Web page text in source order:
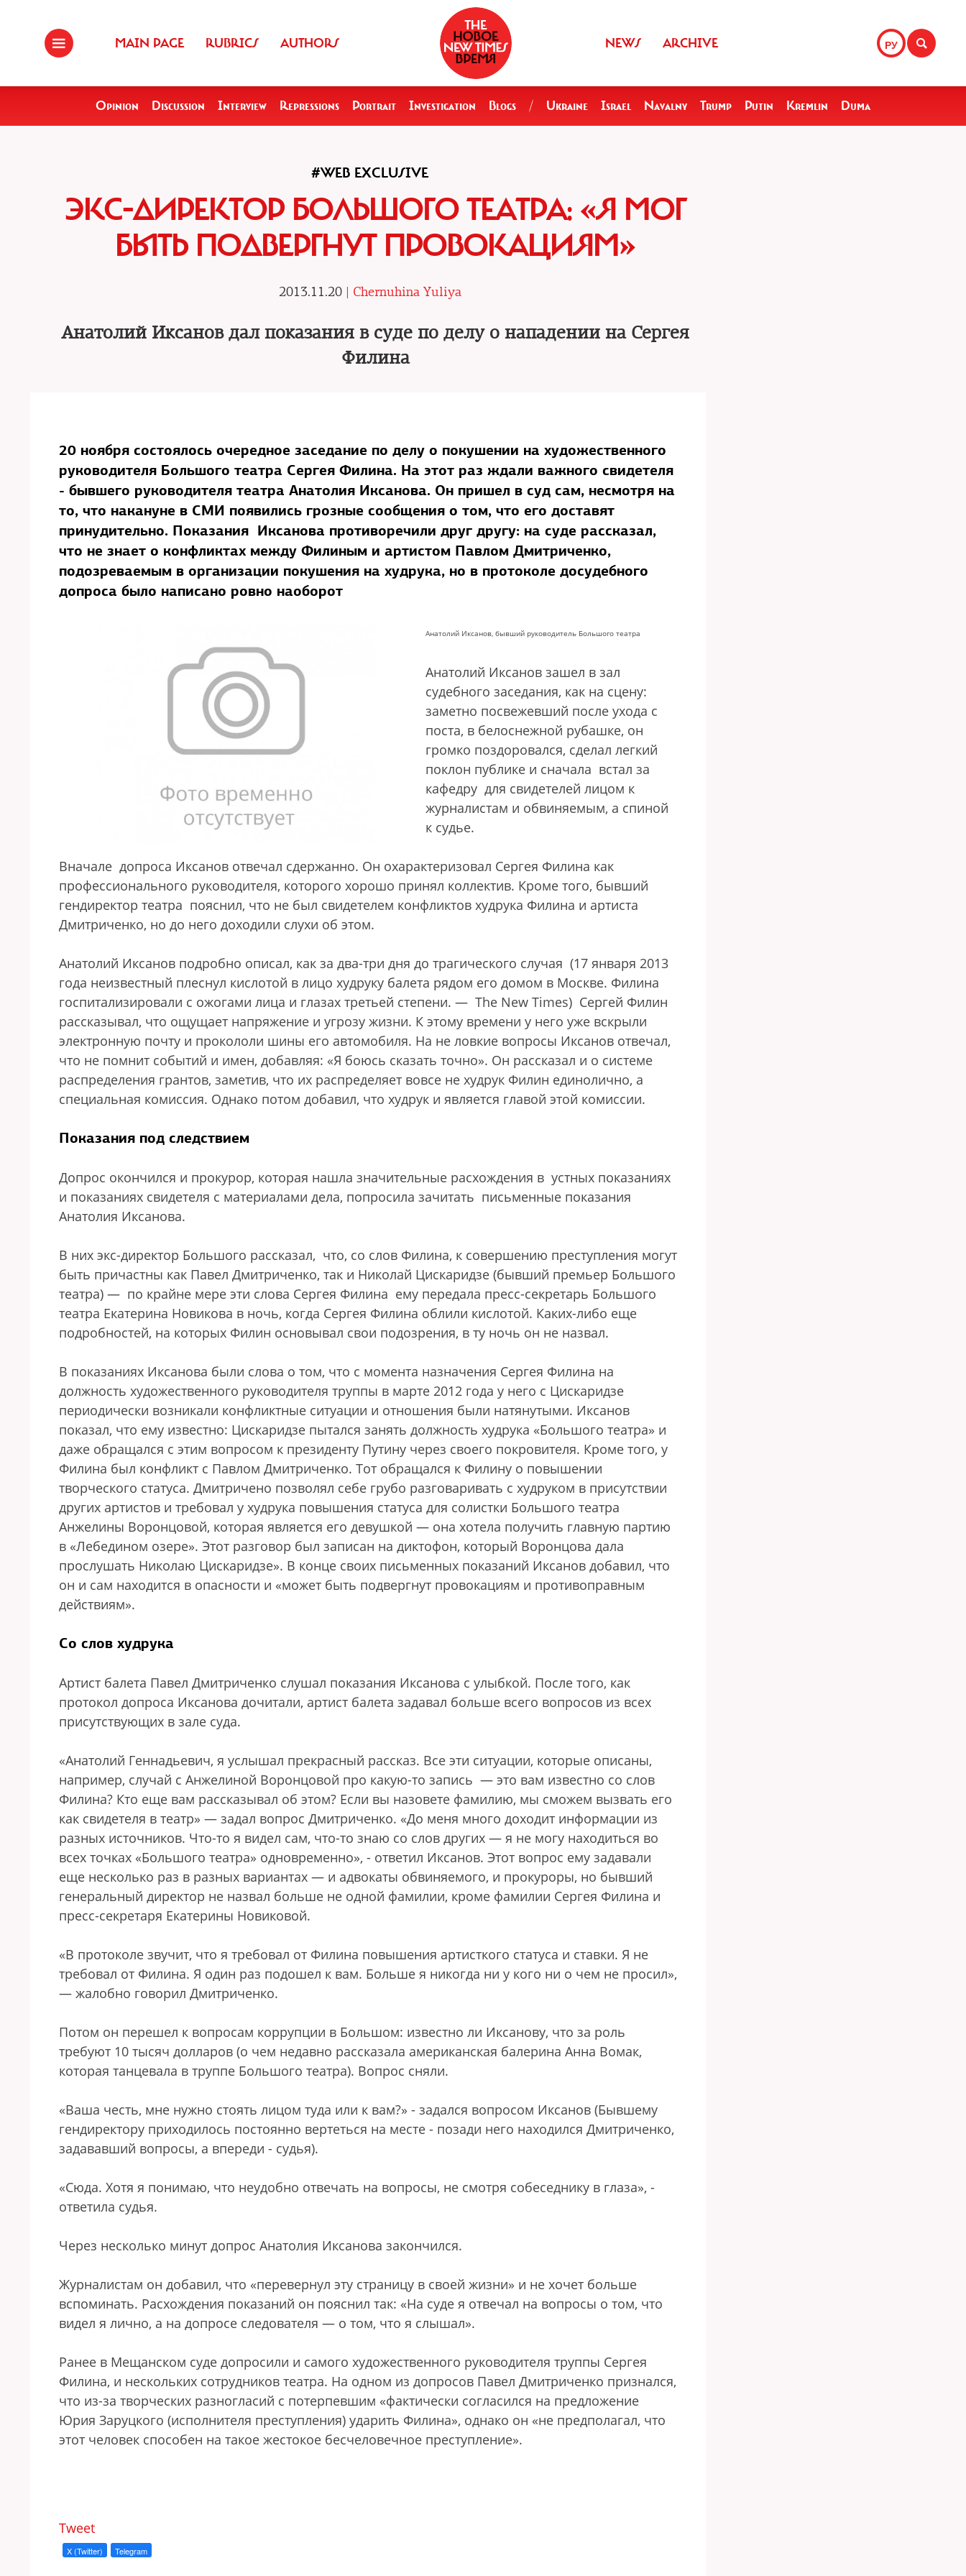
MAIN PAGE RUBRICS AUTHORS РУ
NEWS ARCHIVE
Opinion Discussion Interview Repressions Portrait Investigation Blogs / Ukraine Israel Navalny Trump Putin Kremlin Duma
#WEB EXCLUSIVE
ЭКС-ДИРЕКТОР БОЛЬШОГО ТЕАТРА: «Я МОГ
БЫТЬ ПОДВЕРГНУТ ПРОВОКАЦИЯМ»
2013.11.20 | Chernuhina Yuliya
Анатолий Иксанов дал показания в суде по делу о нападении на Сергея
Филина
20 ноября состоялось очередное заседание по делу о покушении на художественного
руководителя Большого театра Сергея Филина. На этот раз ждали важного свидетеля
- бывшего руководителя театра Анатолия Иксанова. Он пришел в суд сам, несмотря на
то, что накануне в СМИ появились грозные сообщения о том, что его доставят
принудительно. Показания Иксанова противоречили друг другу: на суде рассказал,
что не знает о конфликтах между Филиным и артистом Павлом Дмитриченко,
подозреваемым в организации покушения на худрука, но в протоколе досудебного
допроса было написано ровно наоборот
Анатолий Иксанов, бывший руководитель Большого театра
Анатолий Иксанов зашел в зал
судебного заседания, как на сцену:
заметно посвежевший после ухода с
поста, в белоснежной рубашке, он
громко поздоровался, сделал легкий
поклон публике и сначала встал за
кафедру для свидетелей лицом к
журналистам и обвиняемым, а спиной
к судье.
Вначале допроса Иксанов отвечал сдержанно. Он охарактеризовал Сергея Филина как
профессионального руководителя, которого хорошо принял коллектив. Кроме того, бывший
гендиректор театра пояснил, что не был свидетелем конфликтов худрука Филина и артиста
Дмитриченко, но до него доходили слухи об этом.
Анатолий Иксанов подробно описал, как за два-три дня до трагического случая (17 января 2013
года неизвестный плеснул кислотой в лицо худруку балета рядом его домом в Москве. Филина
госпитализировали с ожогами лица и глазах третьей степени. — The New Times) Сергей Филин
рассказывал, что ощущает напряжение и угрозу жизни. К этому времени у него уже вскрыли
электронную почту и прокололи шины его автомобиля. На не ловкие вопросы Иксанов отвечал,
что не помнит событий и имен, добавляя: «Я боюсь сказать точно». Он рассказал и о системе
распределения грантов, заметив, что их распределяет вовсе не худрук Филин единолично, а
специальная комиссия. Однако потом добавил, что худрук и является главой этой комиссии.
Показания под следствием
Допрос окончился и прокурор, которая нашла значительные расхождения в устных показаниях
и показаниях свидетеля с материалами дела, попросила зачитать письменные показания
Анатолия Иксанова.
В них экс-директор Большого рассказал, что, со слов Филина, к совершению преступления могут
быть причастны как Павел Дмитриченко, так и Николай Цискаридзе (бывший премьер Большого
театра) — по крайне мере эти слова Сергея Филина ему передала пресс-секретарь Большого
театра Екатерина Новикова в ночь, когда Сергея Филина облили кислотой. Каких-либо еще
подробностей, на которых Филин основывал свои подозрения, в ту ночь он не назвал.
В показаниях Иксанова были слова о том, что с момента назначения Сергея Филина на
должность художественного руководителя труппы в марте 2012 года у него с Цискаридзе
периодически возникали конфликтные ситуации и отношения были натянутыми. Иксанов
показал, что ему известно: Цискаридзе пытался занять должность худрука «Большого театра» и
даже обращался с этим вопросом к президенту Путину через своего покровителя. Кроме того, у
Филина был конфликт с Павлом Дмитриченко. Тот обращался к Филину о повышении
творческого статуса. Дмитричено позволял себе грубо разговаривать с худруком в присутствии
других артистов и требовал у худрука повышения статуса для солистки Большого театра
Анжелины Воронцовой, которая является его девушкой — она хотела получить главную партию
в «Лебедином озере». Этот разговор был записан на диктофон, который Воронцова дала
прослушать Николаю Цискаридзе». В конце своих письменных показаний Иксанов добавил, что
он и сам находится в опасности и «может быть подвергнут провокациям и противоправным
действиям».
Со слов худрука
Артист балета Павел Дмитриченко слушал показания Иксанова с улыбкой. После того, как
протокол допроса Иксанова дочитали, артист балета задавал больше всего вопросов из всех
присутствующих в зале суда.
«Анатолий Геннадьевич, я услышал прекрасный рассказ. Все эти ситуации, которые описаны,
например, случай с Анжелиной Воронцовой про какую-то запись — это вам известно со слов
Филина? Кто еще вам рассказывал об этом? Если вы назовете фамилию, мы сможем вызвать его
как свидетеля в театр» — задал вопрос Дмитриченко. «До меня много доходит информации из
разных источников. Что-то я видел сам, что-то знаю со слов других — я не могу находиться во
всех точках «Большого театра» одновременно», - ответил Иксанов. Этот вопрос ему задавали
еще несколько раз в разных вариантах — и адвокаты обвиняемого, и прокуроры, но бывший
генеральный директор не назвал больше не одной фамилии, кроме фамилии Сергея Филина и
пресс-секретаря Екатерины Новиковой.
«В протоколе звучит, что я требовал от Филина повышения артисткого статуса и ставки. Я не
требовал от Филина. Я один раз подошел к вам. Больше я никогда ни у кого ни о чем не просил»,
— жалобно говорил Дмитриченко.
Потом он перешел к вопросам коррупции в Большом: известно ли Иксанову, что за роль
требуют 10 тысяч долларов (о чем недавно рассказала американская балерина Анна Вомак,
которая танцевала в труппе Большого театра). Вопрос сняли.
«Ваша честь, мне нужно стоять лицом туда или к вам?» - задался вопросом Иксанов (Бывшему
гендиректору приходилось постоянно вертеться на месте - позади него находился Дмитриченко,
задававший вопросы, а впереди - судья).
«Сюда. Хотя я понимаю, что неудобно отвечать на вопросы, не смотря собеседнику в глаза», -
ответила судья.
Через несколько минут допрос Анатолия Иксанова закончился.
Журналистам он добавил, что «перевернул эту страницу в своей жизни» и не хочет больше
вспоминать. Расхождения показаний он пояснил так: «На суде я отвечал на вопросы о том, что
видел я лично, а на допросе следователя — о том, что я слышал».
Ранее в Мещанском суде допросили и самого художественного руководителя труппы Сергея
Филина, и нескольких сотрудников театра. На одном из допросов Павел Дмитриченко признался,
что из-за творческих разногласий с потерпевшим «фактически согласился на предложение
Юрия Заруцкого (исполнителя преступления) ударить Филина», однако он «не предполагал, что
этот человек способен на такое жестокое бесчеловечное преступление».
Tweet
X (Twitter) Telegram